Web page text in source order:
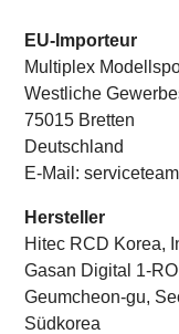
EU-Importeur
Multiplex
Westliche
75015 Bretten
Deutschland
E-Mail:
Hersteller
Hitec RCD Korea,
Gasan Digital 1-
Geumcheon-gu,
Südkorea